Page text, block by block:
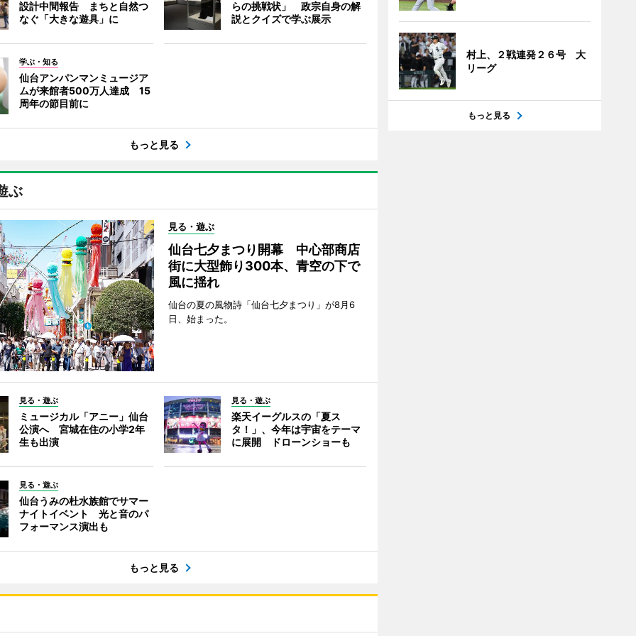
設計中間報告 まちと自然つ
なぐ「大きな遊具」に
らの挑戦状」 政宗自身の解
説とクイズで学ぶ展示
学ぶ・知る
仙台アンパンマンミュージア
ムが来館者500万人達成 15
周年の節目前に
もっと見る
ぶ
見る・遊ぶ
仙台七夕まつり開幕 中心部商店
街に大型飾り300本、青空の下で
風に揺れ
仙台の夏の風物詩「仙台七夕まつり」が8月6
日、始まった。
見る・遊ぶ
ミュージカル「アニー」仙台
公演へ 宮城在住の小学2年
生も出演
見る・遊ぶ
楽天イーグルスの「夏ス
タ！」、今年は宇宙をテーマ
に展開 ドローンショーも
見る・遊ぶ
仙台うみの杜水族館でサマー
ナイトイベント 光と音のパ
フォーマンス演出も
もっと見る
村上、２戦連発２６号 大
リーグ
もっと見る